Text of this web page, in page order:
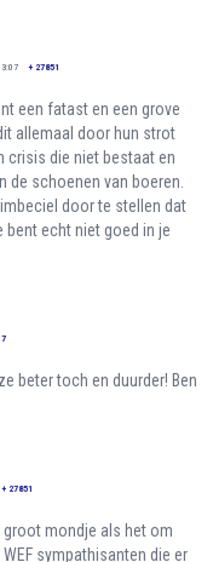
+ 27851
een fatast en een grove
allemaal door hun strot
crisis die niet bestaat en
de schoenen van boeren.
door te stellen dat
bent echt niet goed in je
beter toch en duurder! Ben
+ 27851
mondje als het om
sympathisanten die er